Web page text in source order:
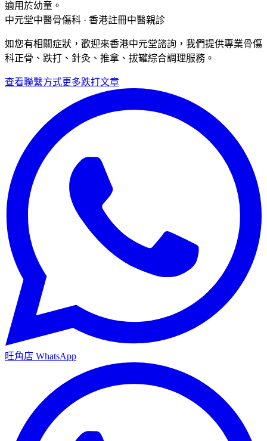
適用於幼童。
中元堂中醫骨傷科 · 香港註冊中醫親診
如您有相關症狀，歡迎來香港中元堂諮詢，我們提供專業骨傷
科正骨、跌打、針灸、推拿、拔罐綜合調理服務。
查看聯繫方式更多跌打文章
旺角店 WhatsApp